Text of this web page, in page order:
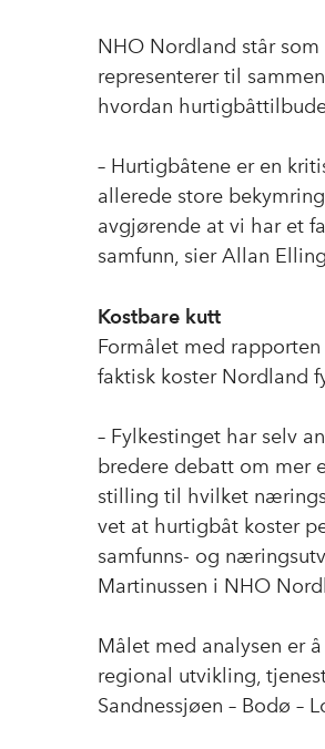
NHO Nordland står
representerer til
hvordan
– Hurtigbåtene er en
allerede store
avgjørende at vi har et
samfunn, sier Allan
Kostbare kutt
Formålet med
faktisk koster Nordland
– Fylkestinget har selv
bredere debatt om mer
stilling til hvilket
vet at hurtigbåt koster
samfunns- og
Martinussen i NHO
Målet med analysen er
regional utvikling,
Sandnessjøen – Bodø –